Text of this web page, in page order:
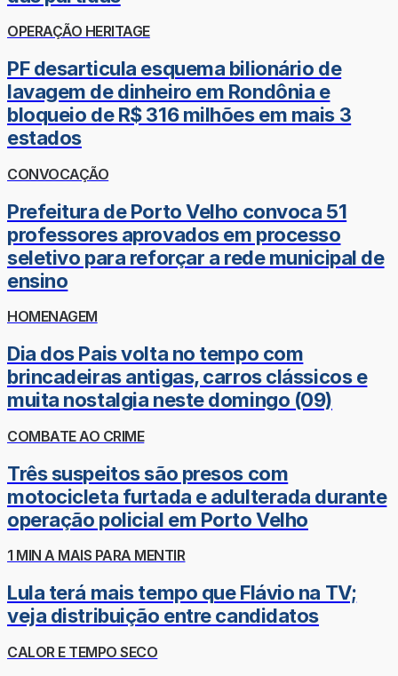
OPERAÇÃO HERITAGE
PF desarticula esquema bilionário de
lavagem de dinheiro em Rondônia e
bloqueio de R$ 316 milhões em mais 3
estados
CONVOCAÇÃO
Prefeitura de Porto Velho convoca 51
professores aprovados em processo
seletivo para reforçar a rede municipal de
ensino
HOMENAGEM
Dia dos Pais volta no tempo com
brincadeiras antigas, carros clássicos e
muita nostalgia neste domingo (09)
COMBATE AO CRIME
Três suspeitos são presos com
motocicleta furtada e adulterada durante
operação policial em Porto Velho
1 MIN A MAIS PARA MENTIR
Lula terá mais tempo que Flávio na TV;
veja distribuição entre candidatos
CALOR E TEMPO SECO